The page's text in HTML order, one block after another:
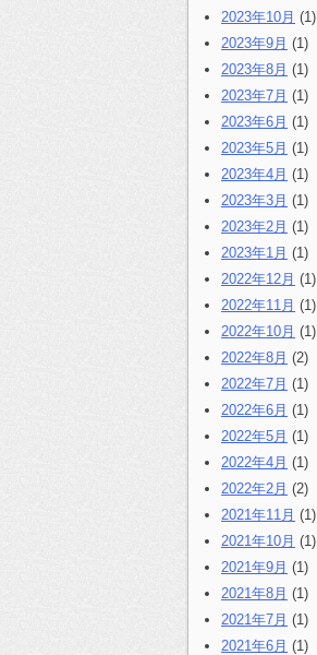
2023年10月 (1)
2023年9月 (1)
2023年8月 (1)
2023年7月 (1)
2023年6月 (1)
2023年5月 (1)
2023年4月 (1)
2023年3月 (1)
2023年2月 (1)
2023年1月 (1)
2022年12月 (1)
2022年11月 (1)
2022年10月 (1)
2022年8月 (2)
2022年7月 (1)
2022年6月 (1)
2022年5月 (1)
2022年4月 (1)
2022年2月 (2)
2021年11月 (1)
2021年10月 (1)
2021年9月 (1)
2021年8月 (1)
2021年7月 (1)
2021年6月 (1)